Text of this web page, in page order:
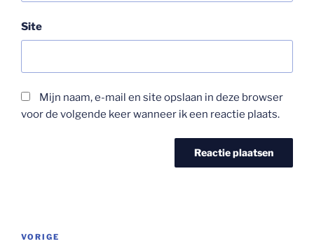
Site
Mijn naam, e-mail en site opslaan in deze browser
voor de volgende keer wanneer ik een reactie plaats.
Bericht
Vorig
VORIGE